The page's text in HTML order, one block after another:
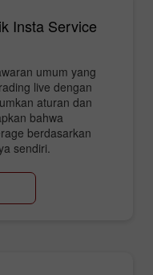
Insta Service
umum yang
live dengan
aturan dan
bahwa
berdasarkan
sendiri.